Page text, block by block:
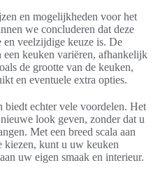
en mogelijkheden voor het
we concluderen dat deze
en veelzijdige keuze is. De
keuken variëren, afhankelijk
de grootte van de keuken,
en eventuele extra opties.
biedt echter vele voordelen. Het
look geven, zonder dat u
Met een breed scala aan
kiezen, kunt u uw keuken
uw eigen smaak en interieur.